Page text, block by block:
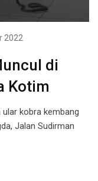
2022
di
Kotim
ular kobra kembang
Jalan Sudirman